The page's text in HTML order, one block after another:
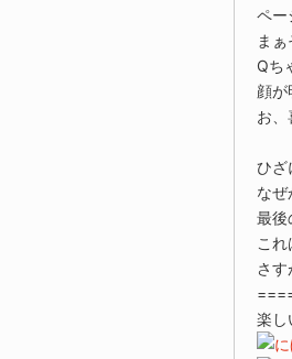
ペー
ま
Qち
顔が
お、
ひざ
なぜ
最後
これ
さす
楽し